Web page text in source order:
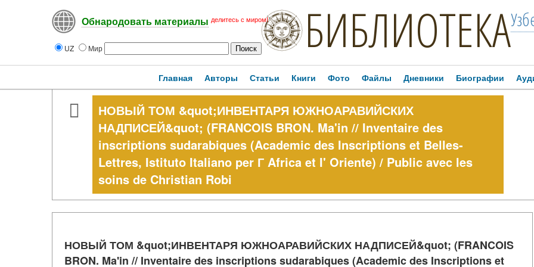
Обнародовать материалы делитесь с миром!
UZ Мир БИБЛИОТЕКА
Главная Авторы Статьи Книги Фото Файлы Дневники Биографии
НОВЫЙ ТОМ &quot;ИНВЕНТАРЯ ЮЖНОАРАВИЙСКИХ
НАДПИСЕЙ&quot; (FRANCOIS BRON. Ma'in // Inventaire des
inscriptions sudarabiques (Academic des Inscriptions et Belles-
Lettres, Istituto Italiano per Г Africa et I' Oriente) / Public avec les
soins de Christian Robi
НОВЫЙ ТОМ &quot;ИНВЕНТАРЯ ЮЖНОАРАВИЙСКИХ НАДПИСЕЙ&quot; (FRANCOIS
BRON. Ma'in // Inventaire des inscriptions sudarabiques (Academic des Inscriptions et